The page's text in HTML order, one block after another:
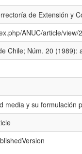
de Extensión y
ANUC/article/view/
Chile; Núm. 20 (1989):
media y su formulación